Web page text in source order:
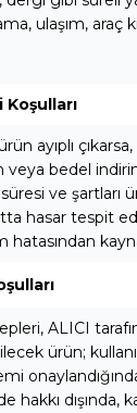
ulaşım,
Koşulları
ayıplı
veya bedel
ve
hasar tespit
hatasından
ALICI
ürün;
hakkı